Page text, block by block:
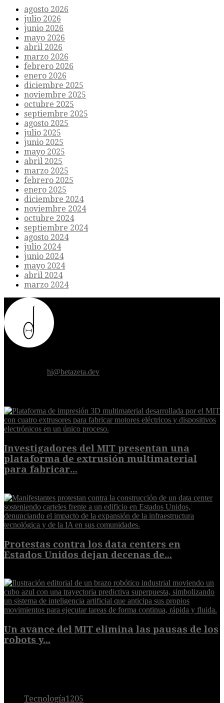
agosto 2026
julio 2026
junio 2026
mayo 2026
abril 2026
marzo 2026
febrero 2026
enero 2026
diciembre 2025
noviembre 2025
octubre 2025
septiembre 2025
agosto 2025
julio 2025
junio 2025
mayo 2025
abril 2025
marzo 2025
febrero 2025
enero 2025
diciembre 2024
noviembre 2024
octubre 2024
septiembre 2024
agosto 2024
julio 2024
junio 2024
mayo 2024
abril 2024
marzo 2024
hi@betazeta.dev
Investigadores del MIT presentan una
plataforma de extrusión multimaterial
para fabricar...
Protestas contra los data centers en
Estados Unidos dejan decenas de...
Un avance del MIT elimina las pausas de los
robots y...
Tecnología1205